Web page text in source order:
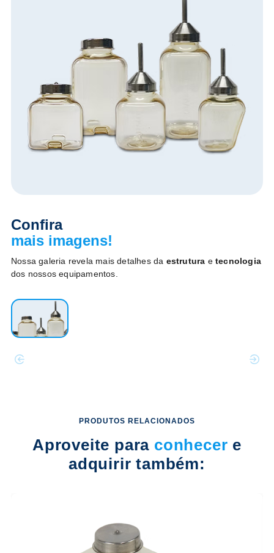
Confira
mais imagens!
Nossa galeria revela mais detalhes da estrutura etecnologia
dos nossos equipamentos.
PRODUTOS RELACIONADOS
Aproveite para conhecer e
adquirir também: